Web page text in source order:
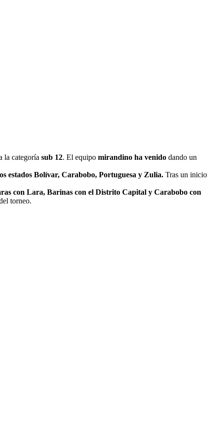
la categoría sub 12. El equipo mirandino ha venido dando un
estados Bolívar, Carabobo, Portuguesa y Zulia. Tras un inicio
con Lara, Barinas con el Distrito Capital y Carabobo con
torneo.